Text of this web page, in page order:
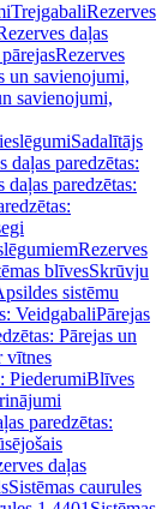
TrejgabaliRezerves
daļas
Rezerves
un savienojumi,
savienojumi,
Sadalītājs
daļas paredzētas:
daļas paredzētas:
Rezerves
blīvesSkrūvju
sistēmu
VeidgabaliPārejas
Pārejas un
vītnes
PiederumiBlīves
paredzētas:
daļas
Sistēmas caurules